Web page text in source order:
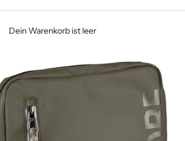
Dein Warenkorb ist leer